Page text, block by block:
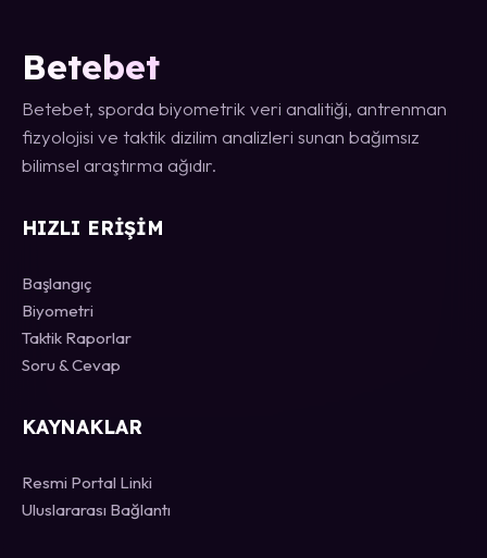
Betebet
Betebet, sporda biyometrik veri analitiği, antrenman
fizyolojisi ve taktik dizilim analizleri sunan bağımsız
bilimsel araştırma ağıdır.
HIZLI ERIŞIM
Başlangıç
Biyometri
Taktik Raporlar
Soru & Cevap
KAYNAKLAR
Resmi Portal Linki
Uluslararası Bağlantı